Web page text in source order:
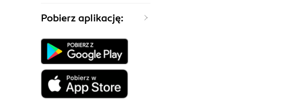
Pobierz aplikację: